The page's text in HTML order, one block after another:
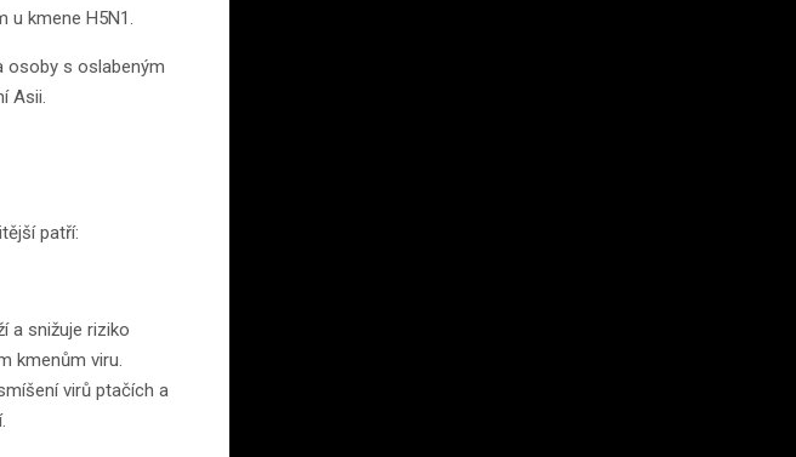
u kmene H5N1.
osoby s oslabeným
Asii.
patří:
a snižuje riziko
kmenům viru.
virů ptačích a